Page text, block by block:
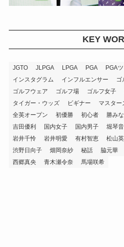
KEY
JGTO JLPGA LPGA PGA PGA
インスタグラム
インフルエンサー ゴ
ゴルフウェア
ゴルフ場 ゴルフ女子
タイガー・ウッズ
ビギナー マスター
全英オープン
初優勝 初心者 勝み
吉田優利
国内女子 国内男子 堀琴音
岩井千怜
岩井明愛 有村智恵 松山
渋野日向子
畑岡奈紗 秘話 脇元華
西郷真央
青木瀬令奈 馬場咲希